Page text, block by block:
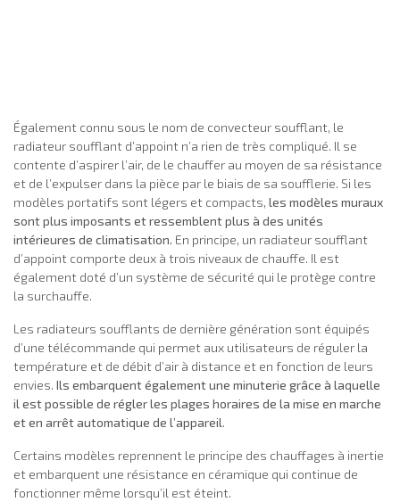
Également connu sous le nom de convecteur soufflant, le
radiateur soufflant d’appoint n’a rien de très compliqué. Il se
contente d’aspirer l’air, de le chauffer au moyen de sa résistance
et de l’expulser dans la pièce par le biais de sa soufflerie. Si les
modèles portatifs sont légers et compacts, les modèles muraux
sont plus imposants et ressemblent plus à des unités
intérieures de climatisation. En principe, un radiateur soufflant
d’appoint comporte deux à trois niveaux de chauffe. Il est
également doté d’un système de sécurité qui le protège contre
la surchauffe.
Les radiateurs soufflants de dernière génération sont équipés
d’une télécommande qui permet aux utilisateurs de réguler la
température et de débit d’air à distance et en fonction de leurs
envies. Ils embarquent également une minuterie grâce à laquelle
il est possible de régler les plages horaires de la mise en marche
et en arrêt automatique de l’appareil.
Certains modèles reprennent le principe des chauffages à inertie
et embarquent une résistance en céramique qui continue de
fonctionner même lorsqu’il est éteint.